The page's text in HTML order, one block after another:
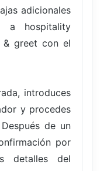
adicionales
a hospitality
& greet con el
introduces
y procedes
de un
por
detalles del